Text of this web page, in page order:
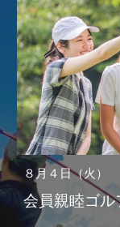
８月 ４ 日（火）
会員親睦ゴル